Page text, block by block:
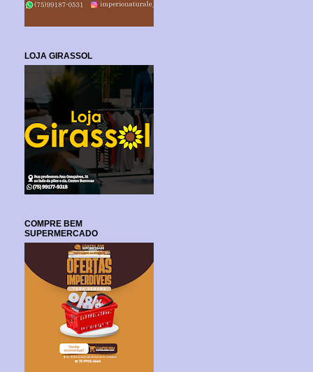
LOJA GIRASSOL
COMPRE BEM
SUPERMERCADO